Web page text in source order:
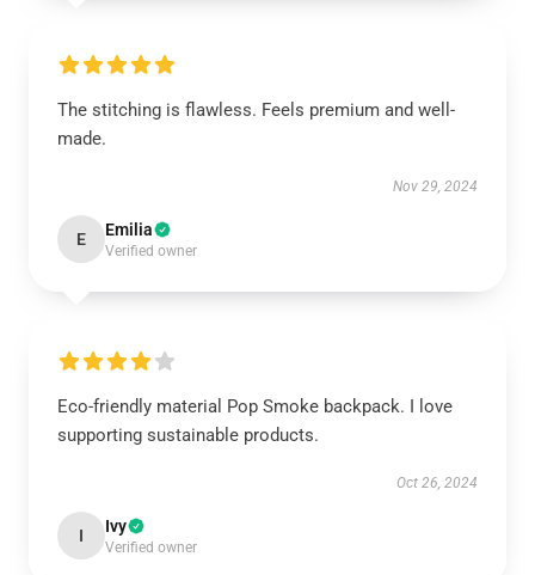
The stitching is flawless. Feels premium and well-
made.
Nov 29, 2024
E Emilia
Verified owner
Eco-friendly material Pop Smoke backpack. I love
supporting sustainable products.
Oct 26, 2024
I Ivy
Verified owner